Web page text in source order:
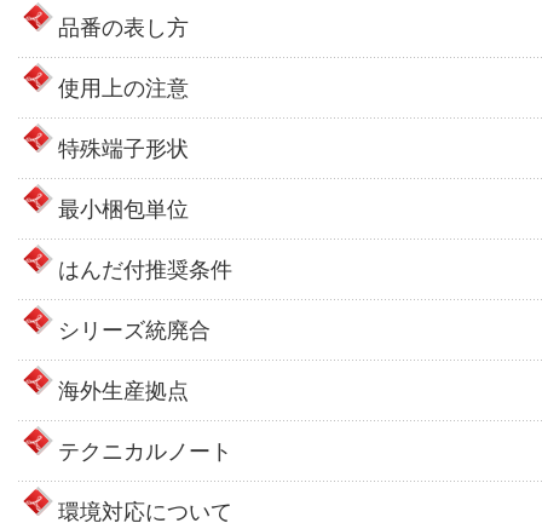
品番の表し方
使用上の注意
特殊端子形状
最小梱包単位
はんだ付推奨条件
シリーズ統廃合
海外生産拠点
テクニカルノート
環境対応について